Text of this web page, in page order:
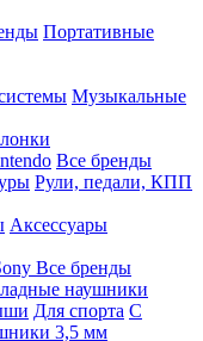
Портативные
Музыкальные
Все бренды
Рули, педали, КПП
Аксессуары
Все бренды
наушники
Для спорта С
3,5 мм